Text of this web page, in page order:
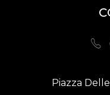
Piazza